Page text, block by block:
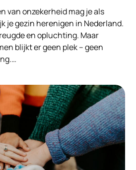
van onzekerheid mag je als
je gezin herenigen in Nederland.
en opluchting. Maar
blijkt er geen plek – geen